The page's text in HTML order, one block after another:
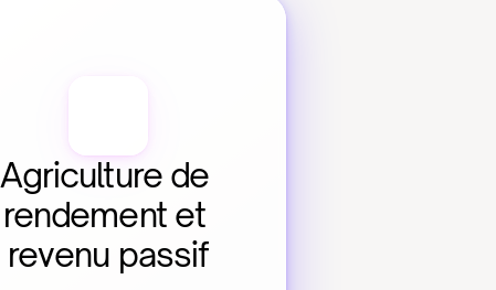
Agriculture de
rendement et
revenu passif